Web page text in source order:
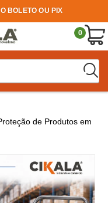
BOLETO OU PIX
0
de Produtos em